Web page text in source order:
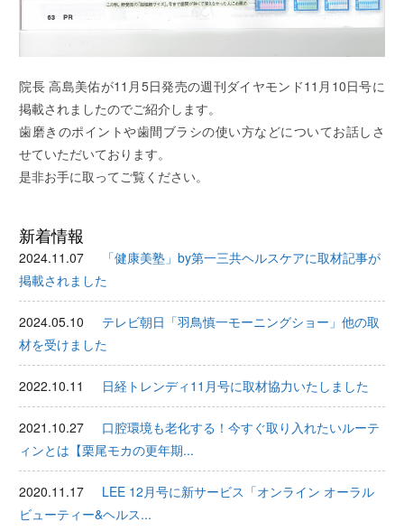
院長 高島美佑が11月5日発売の週刊ダイヤモンド11月10日号に
掲載されましたのでご紹介します。
歯磨きのポイントや歯間ブラシの使い方などについてお話しさ
せていただいております。
是非お手に取ってご覧ください。
新着情報
2024.11.07
「健康美塾」by第一三共ヘルスケアに取材記事が
掲載されました
2024.05.10
テレビ朝日「羽鳥慎一モーニングショー」他の取
材を受けました
2022.10.11 日経トレンディ11月号に取材協力いたしました
2021.10.27
口腔環境も老化する！今すぐ取り入れたいルーテ
ィンとは【栗尾モカの更年期...
2020.11.17
LEE 12月号に新サービス「オンライン オーラル
ビューティー&ヘルス...